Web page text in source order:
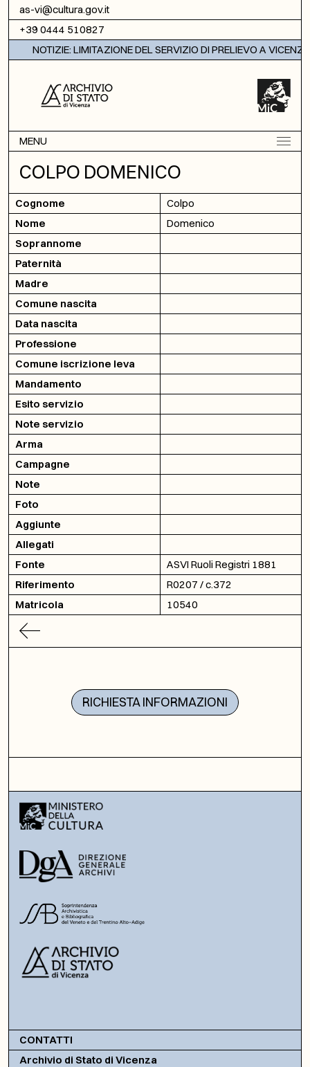
Vai al contenuto
as-vi@cultura.gov.it
+39 0444 510827
NOTIZIE: LIMITAZIONE DEL SERVIZIO DI PRELIEVO A VICENZA
MENU
COLPO DOMENICO
Cognome
Colpo
Nome
Domenico
Soprannome
Paternità
Madre
Comune nascita
Data nascita
Professione
Comune iscrizione leva
Mandamento
Esito servizio
Note servizio
Arma
Campagne
Note
Foto
Aggiunte
Allegati
Fonte
ASVI Ruoli Registri 1881
Riferimento
R0207 / c.372
Matricola
10540
RICHIESTA INFORMAZIONI
CONTATTI
Archivio di Stato di Vicenza